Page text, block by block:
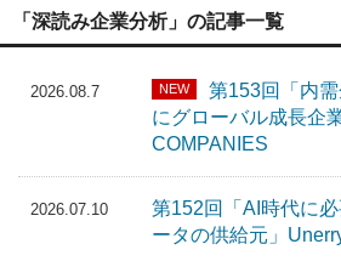
「深読み企業分析」の記事一覧
2026.08.7 NEW
第153回「内
にグローバル成長企
COMPANIES
2026.07.10
第152回「AI時代に
ータの供給元」